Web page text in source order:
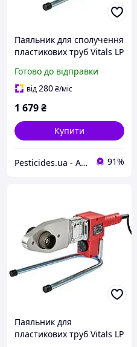
Паяльник для сполучення
пластикових труб Vitals LP
інструмент для
зварювання труб
Готово до відправки
від280₴/міс
1 679₴
Купити
Pesticides.ua - Аграрна продукція і не тільки !!! 91%
Паяльник для
пластикових труб Vitals LP